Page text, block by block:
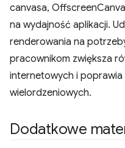
canvasa,
na wydajność aplikacji.
renderowania na
pracownikom zwiększa
internetowych i
wielordzeniowych.
Dodatkowe